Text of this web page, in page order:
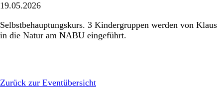
19.05.2026
Selbstbehauptungskurs. 3 Kindergruppen werden von Klaus
in die Natur am NABU eingeführt.
Zurück zur Eventübersicht